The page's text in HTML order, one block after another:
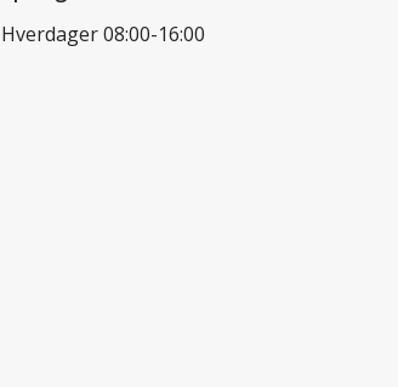
Hverdager 08:00-16:00